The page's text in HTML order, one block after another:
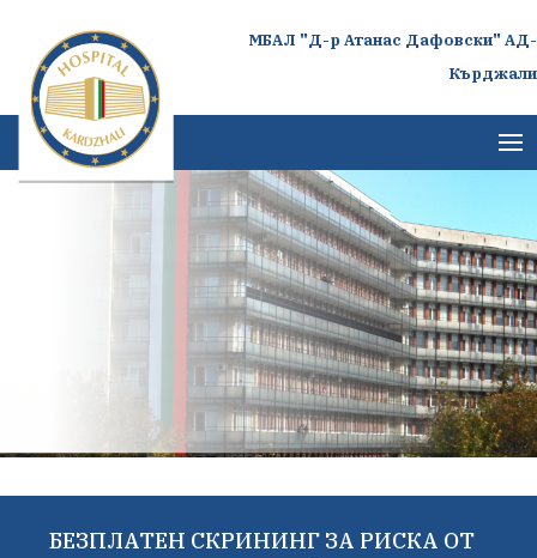
МБАЛ "Д-р Атанас Дафовски" АД-
Кърджали
БЕЗПЛАТЕН СКРИНИНГ ЗА РИСКА ОТ